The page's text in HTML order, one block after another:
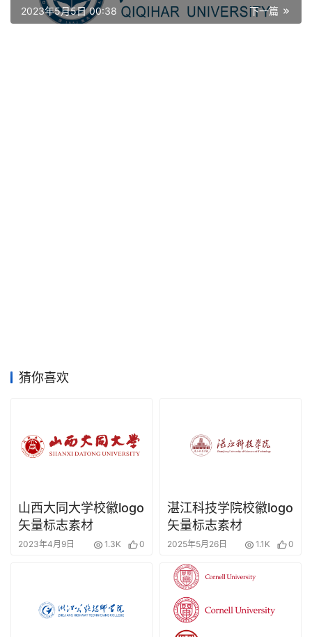
面
下一篇
2023年5月5日 00:38
猜你喜欢
山西大同大学校徽logo
矢量标志素材
2023年4月9日 1.3K 0
湛江科技学院校徽logo
矢量标志素材
2025年5月26日 1.1K 0